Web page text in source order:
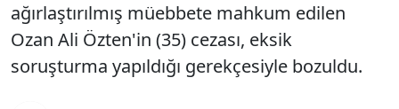
ağırlaştırılmış müebbete mahkum edilen
Ozan Ali Özten'in (35) cezası, eksik
soruşturma yapıldığı gerekçesiyle bozuldu.